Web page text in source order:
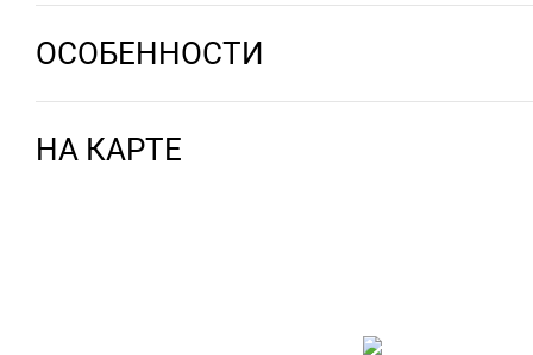
ОСОБЕННОСТИ
НА КАРТЕ